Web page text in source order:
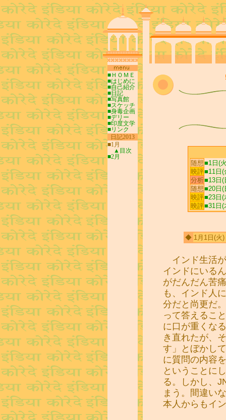
■ＨＯＭＥ
■はじめに
■自己紹介
■日記
■写真館
■スケッチ
■身毒企画
■デリー
■印度文学
■リンク
日記2013
■1月
▲目次
■2月
随想■1日(
映評■11日(
分析■13日(
随想■20日(
映評■23日(
映評■31日(
◆ 1月1日 (火
インド生活
インドにいる
がだんだん苦
も、インド人
分だと尚更だ
って答えるこ
に口が重くな
き直れたが、
す」とぼかし
に質問の内容
ということに
る。しかし、
まう。間違い
本人からもイ